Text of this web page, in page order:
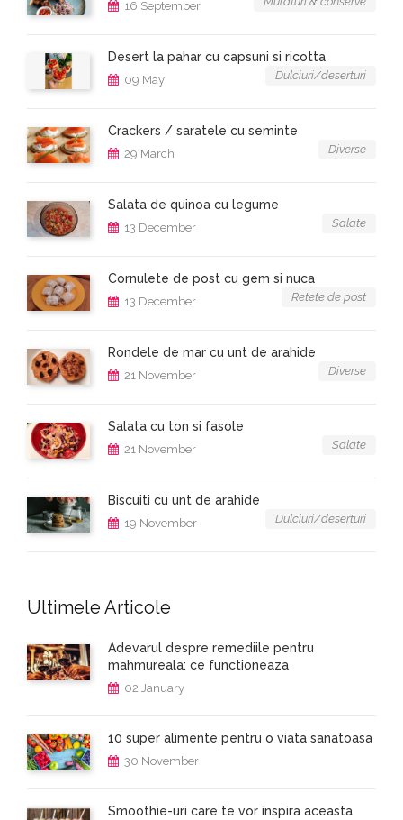
16 September
Desert la pahar cu capsuni si ricotta
09 May Dulciuri/deserturi
Crackers / saratele cu seminte
29 March Diverse
Salata de quinoa cu legume
13 December Salate
Cornulete de post cu gem si nuca
13 December Retete de post
Rondele de mar cu unt de arahide
21 November Diverse
Salata cu ton si fasole
21 November Salate
Biscuiti cu unt de arahide
19 November Dulciuri/deserturi
Ultimele Articole
Adevarul despre remediile pentru
mahmureala: ce functioneaza
02 January
10 super alimente pentru o viata sanatoasa
30 November
Smoothie-uri care te vor inspira aceasta